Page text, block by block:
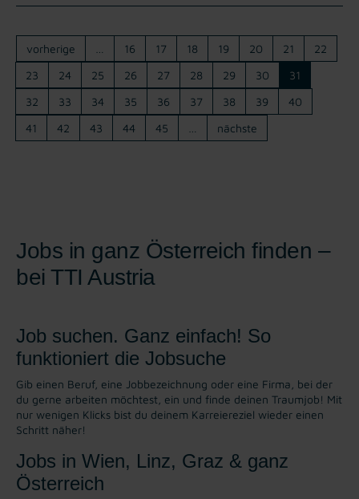
vorherige 16 17 18 19 20 21
22
23
24 25 26 27 28 29 30
31
32
33 34 35 36 37 38 39
40
41
42 43 44 45 nächste
Jobs in ganz Österreich finden –
bei TTI Austria
Job suchen. Ganz einfach! So
funktioniert die Jobsuche
Gib einen Beruf, eine Jobbezeichnung oder eine Firma, bei der
du gerne arbeiten möchtest, ein und finde deinen Traumjob! Mit
nur wenigen Klicks bist du deinem Karreiereziel wieder einen
Schritt näher!
Jobs in Wien, Linz, Graz & ganz
Österreich